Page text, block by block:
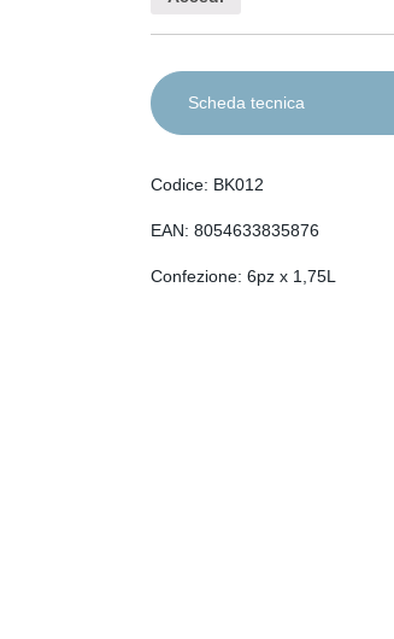
Scheda tecnica
Codice: BK012
EAN: 8054633835876
Confezione: 6pz x 1,75L